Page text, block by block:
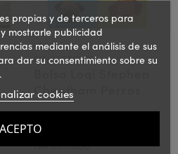
LOQI
Ref.: LOQSCDOR
Cheetham Perros
PVPR:
IVA incluido
propias y de terceros para
mostrarle publicidad
mediante el análisis de sus
dar su consentimiento sobre su
cookies
ACEPTO